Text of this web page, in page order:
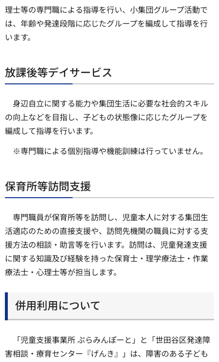
理士等の専門職による指導を行い、小集団グループ活動で
は、年齢や発達段階に応じたグループを編成して指導を行
います。
放課後等デイサービス
身辺自立に関する能力や集団生活に必要な社会的スキル
の向上などを目指し、子どもの状態像に応じたグループを
編成して指導を行います。
※専門職による個別指導や機能訓練は行っていません。
保育所等訪問支援
専門職員が保育所等を訪問し、児童本人に対する集団生
活適応のための直接支援や、訪問先機関の職員に対する支
援方法の相談・助言等を行います。訪問は、児童発達支援
に関する知識及び経験を持った保育士・理学療法士・作業
療法士・心理士等が担当します。
併用利用について
「児童支援事業所 ぷらみんぽーと」と「世田谷区発達障
害相談・療育センター『げんき』」は、障害のある子ども